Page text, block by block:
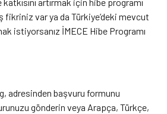
artırmak için hibe programı
fikriniz var ya da Türkiye’deki mevcut
istiyorsanız İMECE Hibe Programı
, adresinden başvuru formunu
gönderin veya Arapça, Türkçe,